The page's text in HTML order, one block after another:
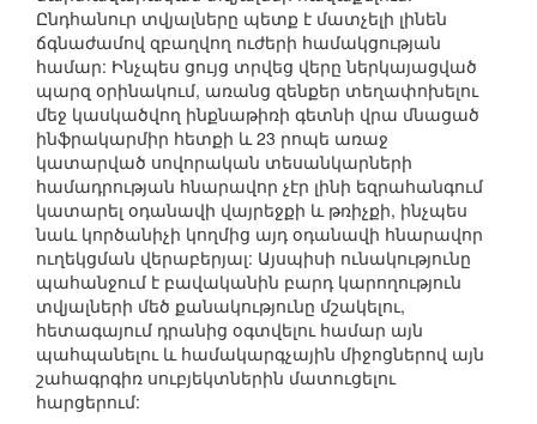
Ընդհանուր տվյալները պետք է մատչելի լինեն
ճգնաժամով զբաղվող ուժերի համակցության
համար: Ինչպես ցույց տրվեց վերը ներկայացված
պարզ օրինակում, առանց զենքեր տեղափոխելու
մեջ կասկածվող ինքնաթիռի գետնի վրա մնացած
ինֆրակարմիր հետքի և 23 րոպե առաջ
կատարված սովորական տեսանկարների
համադրության հնարավոր չէր լինի եզրահանգում
կատարել օդանավի վայրեջքի և թռիչքի, ինչպես
նաև կործանիչի կողմից այդ օդանավի հնարավոր
ուղեկցման վերաբերյալ: Այսպիսի ունակությունը
պահանջում է բավականին բարդ կարողություն
տվյալների մեծ քանակությունը մշակելու,
հետագայում դրանից օգտվելու համար այն
պահպանելու և համակարգչային միջոցներով այն
շահագրգիռ սուբյեկտներին մատուցելու
հարցերում: